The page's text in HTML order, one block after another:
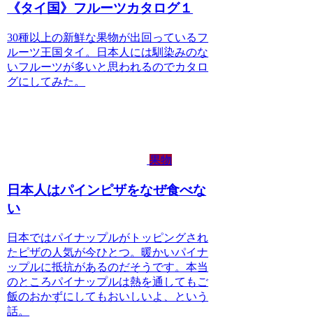
《タイ国》フルーツカタログ１
30種以上の新鮮な果物が出回っているフ
ルーツ王国タイ。日本人には馴染みのな
いフルーツが多いと思われるのでカタロ
グにしてみた。
果物
日本人はパインピザをなぜ食べな
い
日本ではパイナップルがトッピングされ
たピザの人気が今ひとつ。暖かいパイナ
ップルに抵抗があるのだそうです。本当
のところパイナップルは熱を通してもご
飯のおかずにしてもおいしいよ、という
話。